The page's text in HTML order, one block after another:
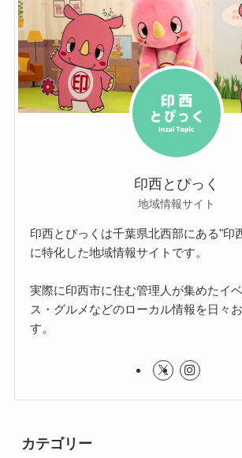
印西とぴっく
地域情報サイト
印西とぴっくは千葉県北西部にある"印
に特化した地域情報サイトです。
実際に印西市に住む管理人が集めたイ
ス・グルメなどのローカル情報を日々
す。
カテゴリー